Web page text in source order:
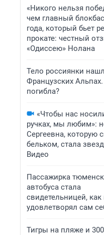
«Никого нельзя
чем главный
года, который бьет
прокате: честный
«Одиссею» Нолана
Тело россиянки
Французских
погибла?
«Чтобы нас
ручках, мы любим»:
Сергеевна, которую
бельком, стала
Видео
Пассажирка
автобуса стала
свидетельницей,
удовлетворял сам
Тигры на пляже и